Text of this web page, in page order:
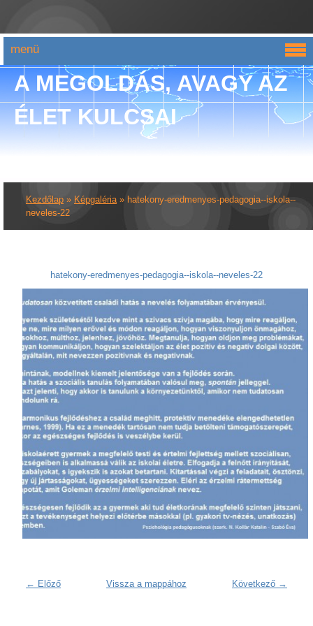
A MEGOLDÁS, AVAGY AZ
ÉLET KULCSAI
Kezdőlap » Képgaléria» hatekony-eredmenyes-pedagogia--iskola--
neveles-22
hatekony-eredmenyes-pedagogia--iskola--neveles-22
← Előző Következő →
Vissza a mappához
menü